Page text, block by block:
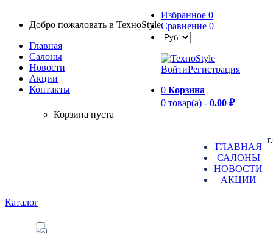
Добро пожаловать в TexноStyle
Главная
Салоны
Новости
Aкции
Контакты
Избранное 0
Сравнение 0
ВойтиРегистрация
0 Корзина
0 товар(а) - 0.00 ₽
Корзина пуста
ГЛАВНАЯ
САЛОНЫ
НОВОСТИ
АКЦИИ
Каталог